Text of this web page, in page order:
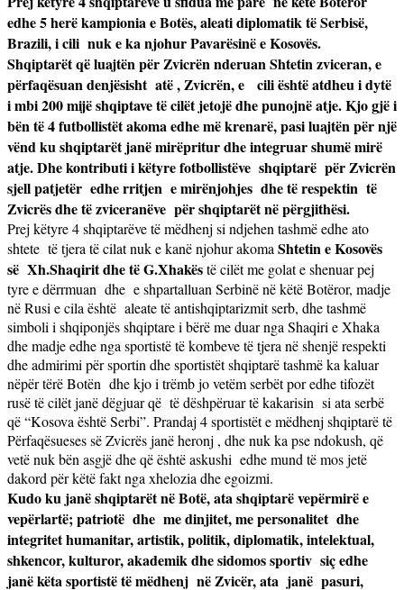
edhe 5 herë kampionia e Botës, aleati diplomatik të Serbisë,
Brazili, i cili nuk e ka njohur Pavarësinë e Kosovës.
Shqiptarët që luajtën për Zvicrën nderuan Shtetin zviceran, e
përfaqësuan denjësisht atë , Zvicrën, e
cili është atdheu i dytë
i mbi 200 mijë shqiptave të cilët jetojë dhe punojnë atje. Kjo gjë i
bën të 4 futbollistët akoma edhe më krenarë, pasi luajtën për një
vënd ku shqiptarët janë mirëpritur dhe integruar shumë mirë
atje. Dhe kontributi i këtyre fotbollistëve shqiptarë për Zvicrën
sjell patjetër edhe rritjen e mirënjohjes dhe të respektin të
Zvicrës dhe të zviceranëve për shqiptarët në përgjithësi.
Prej këtyre 4 shqiptarëve të mëdhenj si ndjehen tashmë edhe ato
shtete të tjera të cilat nuk e kanë njohur akoma Shtetin e Kosovës
së Xh.Shaqirit dhe të G.Xhakëstë cilët me golat e shenuar pej
tyre e dërrmuan dhe e shpartalluan Serbinë në këtë Botëror, madje
në Rusi e cila është aleate të antishqiptarizmit serb, dhe tashmë
simboli i shqiponjës shqiptare i bërë me duar nga Shaqiri e Xhaka
dhe madje edhe nga sportistë të kombeve të tjera në shenjë respekti
dhe admirimi për sportin dhe sportistët shqiptarë tashmë ka kaluar
nëpër tërë Botën dhe kjo i trëmb jo vetëm serbët por edhe tifozët
rusë të cilët janë dëgjuar që të dëshpëruar të kakarisin si ata serbë
që “Kosova është Serbi”. Prandaj 4 sportistët e mëdhenj shqiptarë të
Përfaqësueses së Zvicrës janë heronj , dhe nuk ka pse ndokush, që
vetë nuk bën asgjë dhe që është askushi edhe mund të mos jetë
dakord për këtë fakt nga xhelozia dhe egoizmi.
Kudo ku janë shqiptarët në Botë, ata shqiptarë vepërmirë e
vepërlartë; patriotë dhe me dinjitet, me personalitet dhe
integritet humanitar, artistik, politik, diplomatik, intelektual,
shkencor, kulturor, akademik dhe sidomos sportiv siç edhe
janë këta sportistë të mëdhenj në Zvicër, ata janë pasuri,